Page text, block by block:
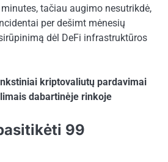
tačiau augimo nesutrikdė,
per dešimt mėnesių
dėl DeFi infrastruktūros
kriptovaliutų pardavimai
dabartinėje rinkoje
99